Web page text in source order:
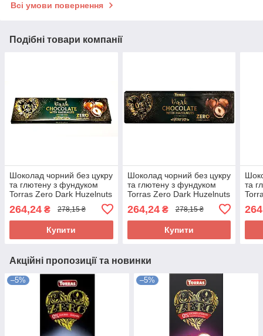
Всі умови повернення
Подібні товари компанії
Шоколад чорний без цукру
та глютену з фундуком
Torras Zero Dark Huzelnuts
264,24 ₴ 278,15 ₴
Купити
Шоколад чорний без цукру
та глютену з фундуком
Torras Zero Dark Huzelnuts
264,24₴ 278,15 ₴
Купити
та
Акційні пропозиції та новинки
–5% –5%